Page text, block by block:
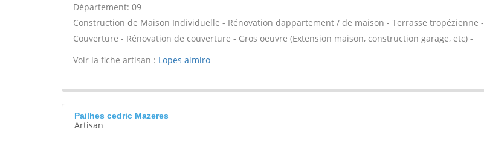
Département: 09
Construction de Maison Individuelle - Rénovation dappartement / de maison - Terrasse tropézienne -
Couverture - Rénovation de couverture - Gros oeuvre (Extension maison, construction garage, etc) -
Voir la fiche artisan : Lopes almiro
Pailhes cedric Mazeres
Artisan